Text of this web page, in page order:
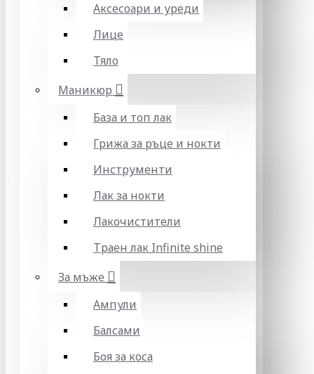
Аксесоари и уреди
Лице
Тяло
Маникюр
База и топ лак
Грижа за ръце и нокти
Инструменти
Лак за нокти
Лакочистители
Траен лак Infinite shine
За мъже
Ампули
Балсами
Боя за коса